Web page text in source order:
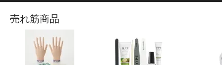
売れ筋商品